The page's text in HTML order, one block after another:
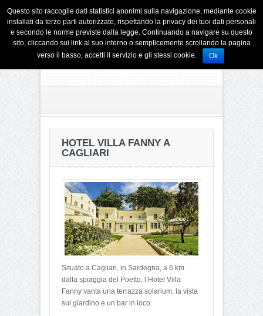
HOTEL VILLA FANNY A
CAGLIARI
Situato a Cagliari, in Sardegna, a 6 km
dalla spiaggia del Poetto, l’Hotel Villa
Fanny vanta una terrazza solarium, la vista
sul giardino e un bar in loco.
Questo sito raccoglie dati statistici anonimi sulla navigazione, mediante cookie
installati da terze parti autorizzate, rispettando la privacy dei tuoi dati personali
e secondo le norme previste dalla legge. Continuando a navigare su questo
sito, cliccando sui link al suo interno o semplicemente scrollando la pagina
verso il basso, accetti il servizio e gli stessi cookie.
Ok